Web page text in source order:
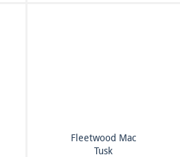
Fleetwood Mac
Tusk